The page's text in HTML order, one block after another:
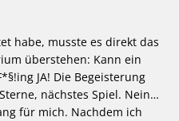
habe, musste es direkt das
überstehen: Kann ein
JA! Die Begeisterung
nächstes Spiel. Nein…
für mich. Nachdem ich